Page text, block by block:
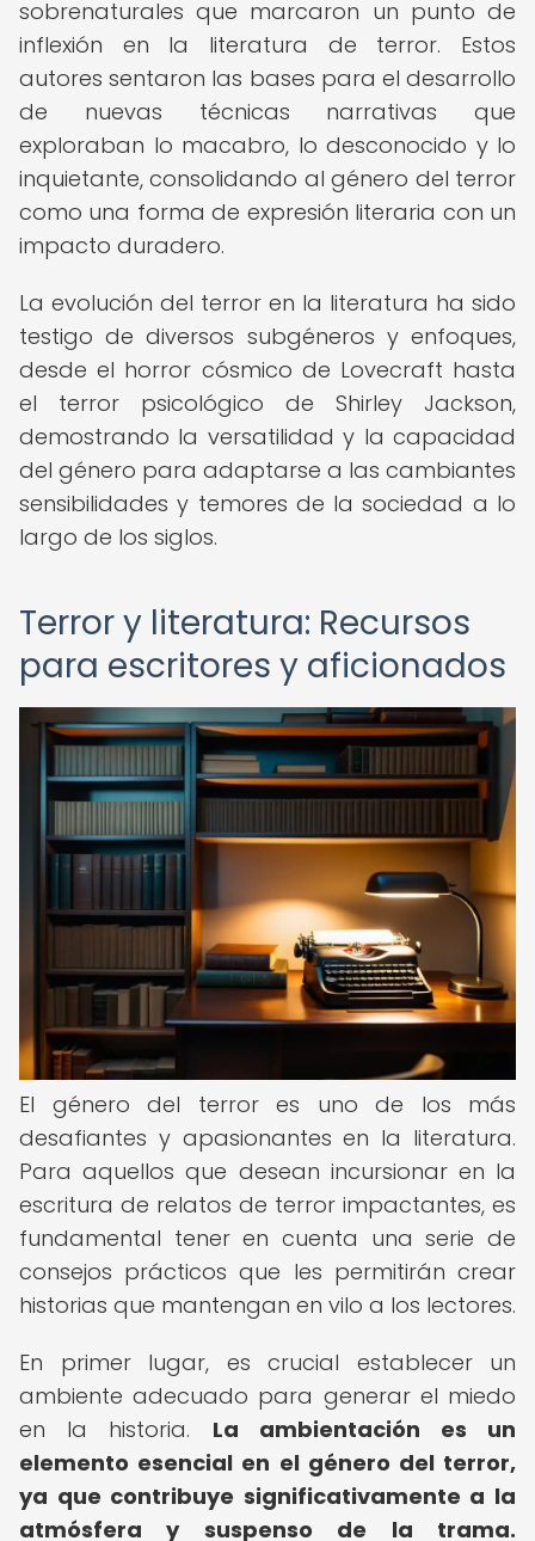
sobrenaturales que marcaron un punto de
inflexión en la literatura de terror. Estos
autores sentaron las bases para el desarrollo
de nuevas técnicas narrativas que
exploraban lo macabro, lo desconocido y lo
inquietante, consolidando al género del terror
como una forma de expresión literaria con un
impacto duradero.
La evolución del terror en la literatura ha sido
testigo de diversos subgéneros y enfoques,
desde el horror cósmico de Lovecraft hasta
el terror psicológico de Shirley Jackson,
demostrando la versatilidad y la capacidad
del género para adaptarse a las cambiantes
sensibilidades y temores de la sociedad a lo
largo de los siglos.
Terror y literatura: Recursos
para escritores y aficionados
El género del terror es uno de los más
desafiantes y apasionantes en la literatura.
Para aquellos que desean incursionar en la
escritura de relatos de terror impactantes, es
fundamental tener en cuenta una serie de
consejos prácticos que les permitirán crear
historias que mantengan en vilo a los lectores.
En primer lugar, es crucial establecer un
ambiente adecuado para generar el miedo
en la historia. La ambientación es un
elemento esencial en el género del terror,
ya que contribuye significativamente a la
atmósfera y suspenso de la trama.